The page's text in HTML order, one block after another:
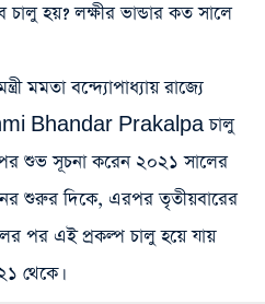
চালু হয়? লক্ষীর ভান্ডার কত সালে
মমতা বন্দ্যোপাধ্যায় রাজ্যে
Bhandar Prakalpa চালু
শুভ সূচনা করেন ২০২১ সালের
শুরুর দিকে, এরপর তৃতীয়বারের
পর এই প্রকল্প চালু হয়ে যায়
থেকে।